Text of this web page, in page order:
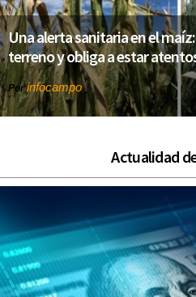
Una alerta sanitaria en el
terreno y obliga a estar
Porinfocampo
Actualidad